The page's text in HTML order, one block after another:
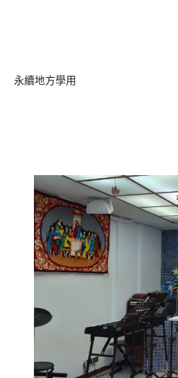
永續地方學用